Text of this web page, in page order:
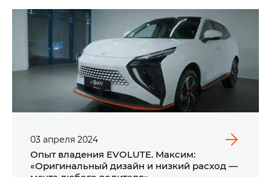
03 апреля 2024
Опыт владения EVOLUTE. Максим:
«Оригинальный дизайн и низкий расход —